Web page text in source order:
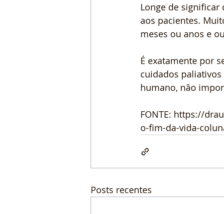
Longe de
aos pacientes.
meses ou anos e
É exatamente por
cuidados
humano, não
FONTE: https://
o-fim-da-vida-
Posts recentes